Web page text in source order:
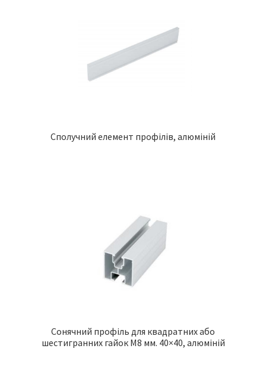
Сполучний елемент профілів, алюміній
Сонячний профіль для квадратних або
шестигранних гайок М8 мм. 40×40, алюміній